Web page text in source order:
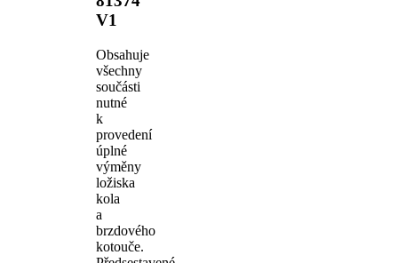
V1
Obsahuje
všechny
součásti
nutné
k
provedení
úplné
výměny
ložiska
kola
a
brzdového
kotouče.